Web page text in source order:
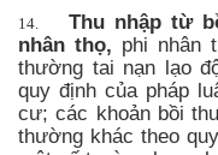
14.
Thu nhập từ
nhân thọ, phi nhân
thường tai nạn lạo
quy định của pháp
cư; các khoản bồi
thường khác theo